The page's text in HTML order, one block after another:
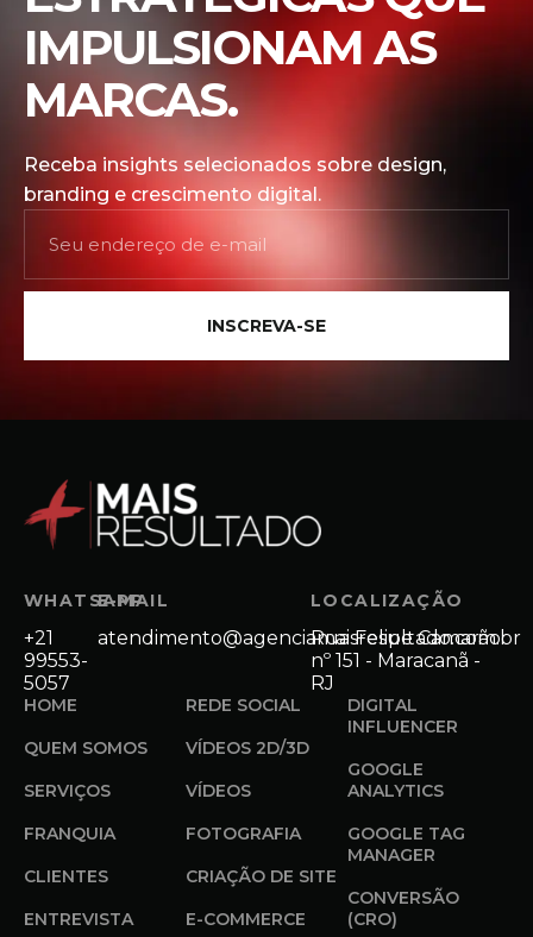
IMPULSIONAM AS
MARCAS.
Receba insights selecionados sobre design,
branding e crescimento digital.
INSCREVA-SE
WHATSAPP
+21
99553-
5057
E-MAIL
atendimento@agenciamaisresultado.com.br
LOCALIZAÇÃO
Rua Felipe Camarão
nº 151 - Maracanã -
RJ
HOME
QUEM SOMOS
SERVIÇOS
FRANQUIA
CLIENTES
ENTREVISTA
REDE SOCIAL
VÍDEOS 2D/3D
VÍDEOS
FOTOGRAFIA
CRIAÇÃO DE SITE
E-COMMERCE
DIGITAL
INFLUENCER
GOOGLE
ANALYTICS
GOOGLE TAG
MANAGER
CONVERSÃO
(CRO)